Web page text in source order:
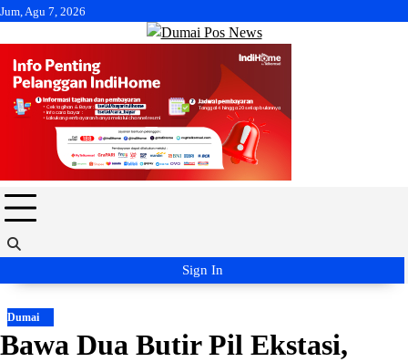
Skip
Jum, Agu 7, 2026
Sign In
Dumai
Bawa Dua Butir Pil Ekstasi,